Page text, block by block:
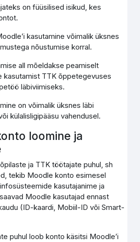
on füüsilised isikud, kes
kasutamine võimalik üksnes
nõustumise korral.
all mõeldakse peamiselt
kasutamist TTK õppetegevuses
läbiviimiseks.
on võimalik üksnes läbi
külalisligipääsu vahendusel.
loomine ja
ja TTK töötajate puhul, sh
tekib Moodle konto esimesel
kasutajanime ja
Moodle kasutajad ennast
(ID-kaardi, Mobiil-ID või Smart-
puhul loob konto käsitsi Moodle’i